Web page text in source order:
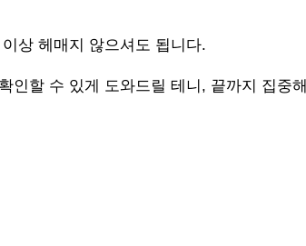
상 헤매지 않으셔도 됩니다.
인할 수 있게 도와드릴 테니, 끝까지 집중해